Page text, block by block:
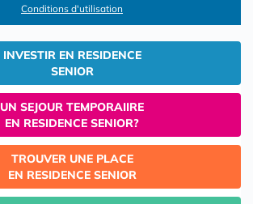
Conditions d'utilisation
INVESTIR EN RESIDENCE
SENIOR
UN SEJOUR TEMPORAIIRE
EN RESIDENCE SENIOR?
TROUVER UNE PLACE
EN RESIDENCE SENIOR